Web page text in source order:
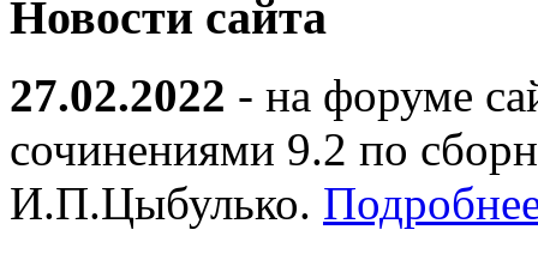
Новости сайта
27.02.2022 - на форуме
сочинениями 9.2 по
И.П.Цыбулько.